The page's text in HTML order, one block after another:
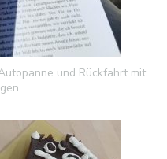
und Rückfahrt mit